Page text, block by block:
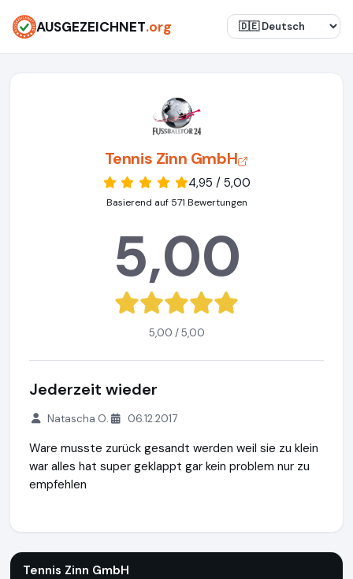
AUSGEZEICHNET.org
Tennis Zinn GmbH
4,95 / 5,00
Basierend auf 571 Bewertungen
5,00
5,00 / 5,00
Jederzeit wieder
Natascha O. 06.12.2017
Ware musste zurück gesandt werden weil sie zu klein
war alles hat super geklappt gar kein problem nur zu
empfehlen
Tennis Zinn GmbH